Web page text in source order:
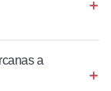
a